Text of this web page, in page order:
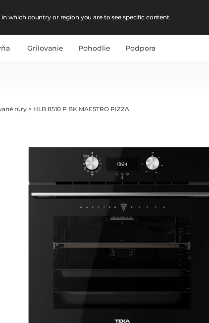
in which country or region you are to see specific content.
Grilovanie Pohodlie Podpora
rúry > HLB 8510 P BK MAESTRO PIZZA